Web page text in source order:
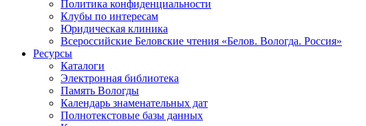
Политика конфиденциальности
Клубы по интересам
Юридическая клиника
Всероссийские Беловские чтения «Белов. Вологда. Россия»
Ресурсы
Каталоги
Электронная библиотека
Память Вологды
Календарь знаменательных дат
Полнотекстовые базы данных